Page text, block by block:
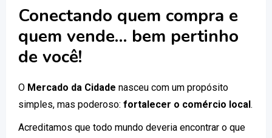
Conectando quem compra e
quem vende… bem pertinho
de você!
O Mercado da Cidade nasceu com um propósito
simples, mas poderoso: fortalecer o comércio local.
Acreditamos que todo mundo deveria encontrar o que